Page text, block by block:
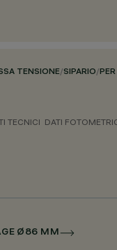
TENSIONE/SIPARIO/
TECNICI DATI
Ø86 MM